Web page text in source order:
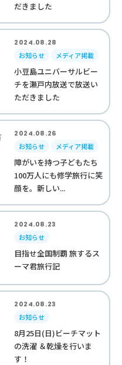
だきました
2024.08.28
お知らせ
メディア掲載
小豆島ユニバーサルビー
チを瀬戸内放送で放送い
ただきました
2024.08.26
お知らせ
メディア掲載
障がいを持つ子どもたち
100万人にも修学旅行に笑
顔を。新しい...
2024.08.23
お知らせ
目指せ全国制覇 旅するス
ーマ君旅行記
2024.08.23
お知らせ
8月25日(日)ビーチマット
の洗濯 ＆乾燥を行いま
す！